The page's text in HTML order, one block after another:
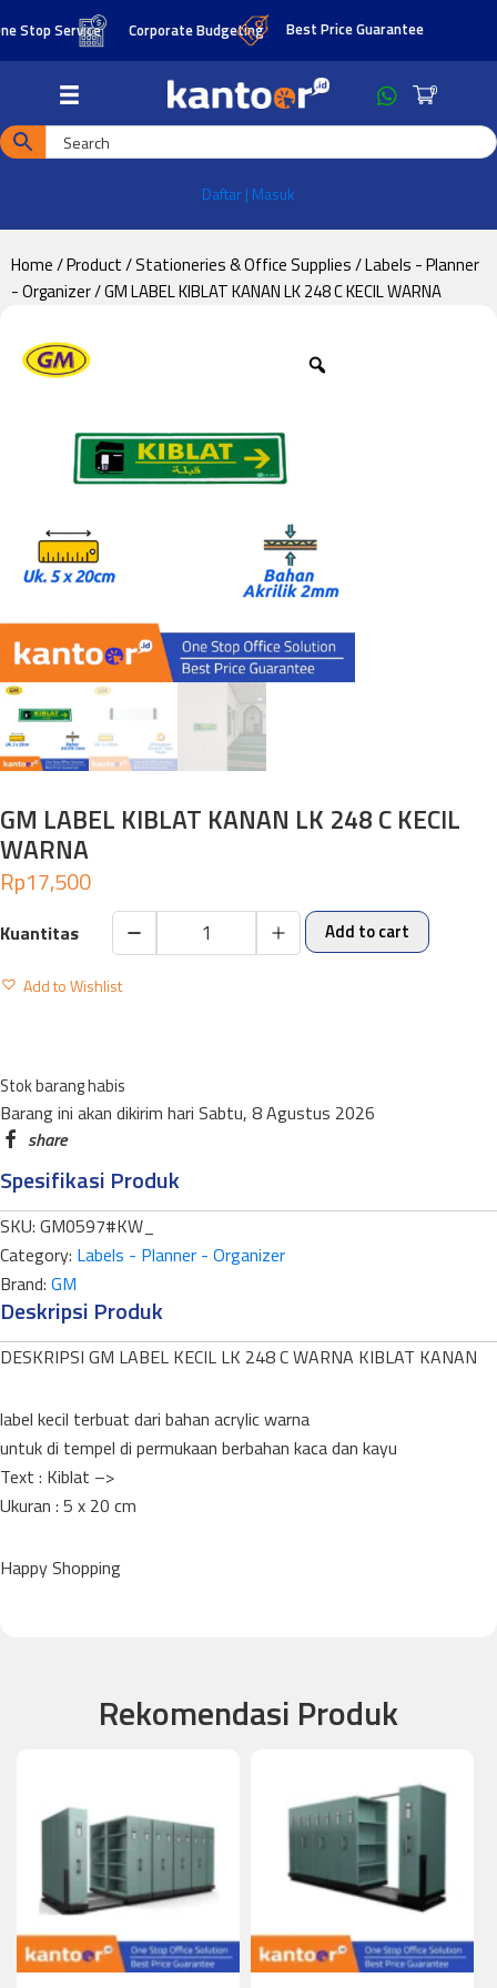
content
Service Corporate Budgeting Best Price Guarantee
0
Daftar | Masuk
Home/Product/Stationeries & Office Supplies/Labels - Planner
- Organizer/ GM LABEL KIBLAT KANAN LK 248 C KECIL WARNA
GM LABEL KIBLAT KANAN LK 248 C KECIL
WARNA
Stok barang habis
Rp17,500
GM
LABEL
248
C
KECIL
WARNA
quantity
Add to cart
Add to Wishlist
Barang ini akan dikirim hari Sabtu, 8 Agustus 2026
Spesifikasi Produk
SKU: GM0597#KW_
Category: Labels - Planner - Organizer
Brand: GM
Deskripsi Produk
DESKRIPSI GM LABEL KECIL LK 248 C WARNA KIBLAT KANAN
label kecil terbuat dari bahan acrylic warna
untuk di tempel di permukaan berbahan kaca dan kayu
Text : Kiblat –>
Ukuran : 5 x 20 cm
Happy Shopping
Rekomendasi Produk